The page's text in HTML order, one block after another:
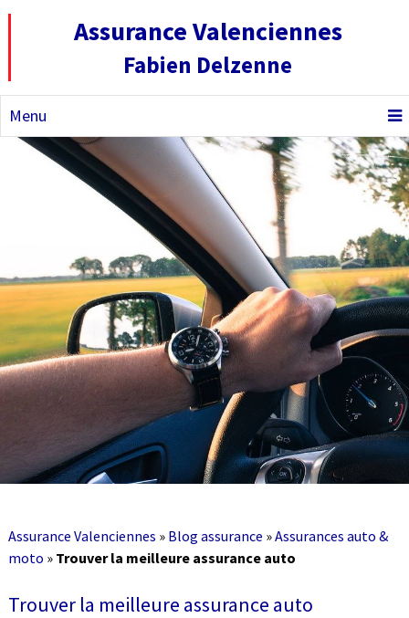
Assurance Valenciennes
Fabien Delzenne
Menu
Assurance Valenciennes » Blog assurance »Assurances auto &
moto » Trouver la meilleure assurance auto
Trouver la meilleure assurance auto